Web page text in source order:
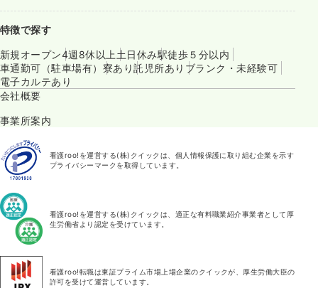
特徴で探す
新規オープン4週8休以上 土日休み駅徒歩５分以内
車通勤可（駐車場有） 寮あり託児所あり ブランク・未経験可
電子カルテあり
会社概要
事業所案内
看護roo!を運営する(株)クイックは、個人情報保護に取り組む企業を示す
プライバシーマークを取得しています。
看護roo!を運営する(株)クイックは、適正な有料職業紹介事業者として厚
生労働省より認定を受けています。
看護roo!転職は東証プライム市場上場企業のクイックが、厚生労働大臣の
許可を受けて運営しています。